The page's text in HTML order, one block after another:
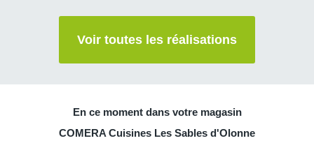
Voir toutes les réalisations
En ce moment dans votre magasin
COMERA Cuisines Les Sables d'Olonne